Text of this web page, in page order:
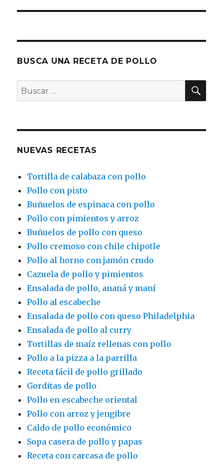
BUSCA UNA RECETA DE POLLO
Buscar
por:
NUEVAS RECETAS
Tortilla de calabaza con pollo
Pollo con pisto
Buñuelos de espinaca con pollo
Pollo con pimientos y arroz
Buñuelos de pollo con queso
Pollo cremoso con chile chipotle
Pollo al horno con jamón crudo
Cazuela de pollo y pimientos
Ensalada de pollo, ananá y maní
Pollo al escabeche
Ensalada de pollo con queso Philadelphia
Ensalada de pollo al curry
Tortillas de maíz rellenas con pollo
Pollo a la pizza a la parrilla
Receta fácil de pollo grillado
Gorditas de pollo
Pollo en escabeche oriental
Pollo con arroz y jengibre
Caldo de pollo económico
Sopa casera de pollo y papas
Receta con carcasa de pollo